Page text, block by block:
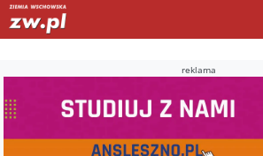
reklama